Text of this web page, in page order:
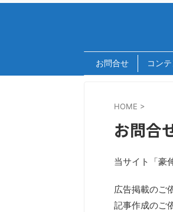
お問合せ コン
HOME >
お問合
当サイト「豪
広告掲載のご
記事作成のご